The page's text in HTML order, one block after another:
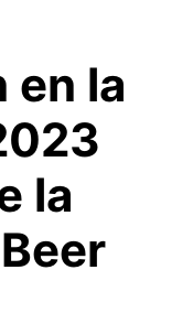
en la
la